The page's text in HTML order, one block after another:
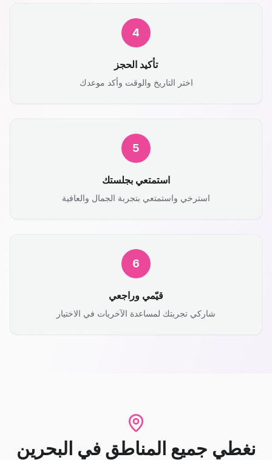
4
تأكيد الحجز
اختر التاريخ والوقت وأكد موعدك
5
استمتعي بجلستك
استرخي واستمتعي بتجربة الجمال والعافية
6
قيّمي وراجعي
شاركي تجربتك لمساعدة الآخريات في الاختيار
نغطي جميع المناطق في البحرين